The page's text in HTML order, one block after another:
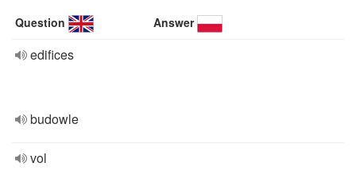
Question Answer
edifices
budowle
vol